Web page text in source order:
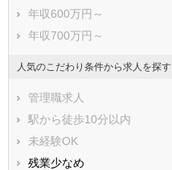
年収600万円～
年収700万円～
人気のこだわり条件から求人を探す
管理職求人
駅から徒歩10分以内
未経験OK
残業少なめ